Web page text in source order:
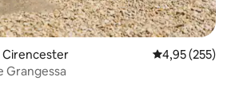
Cirencester
4,95 (255)
Grangessa